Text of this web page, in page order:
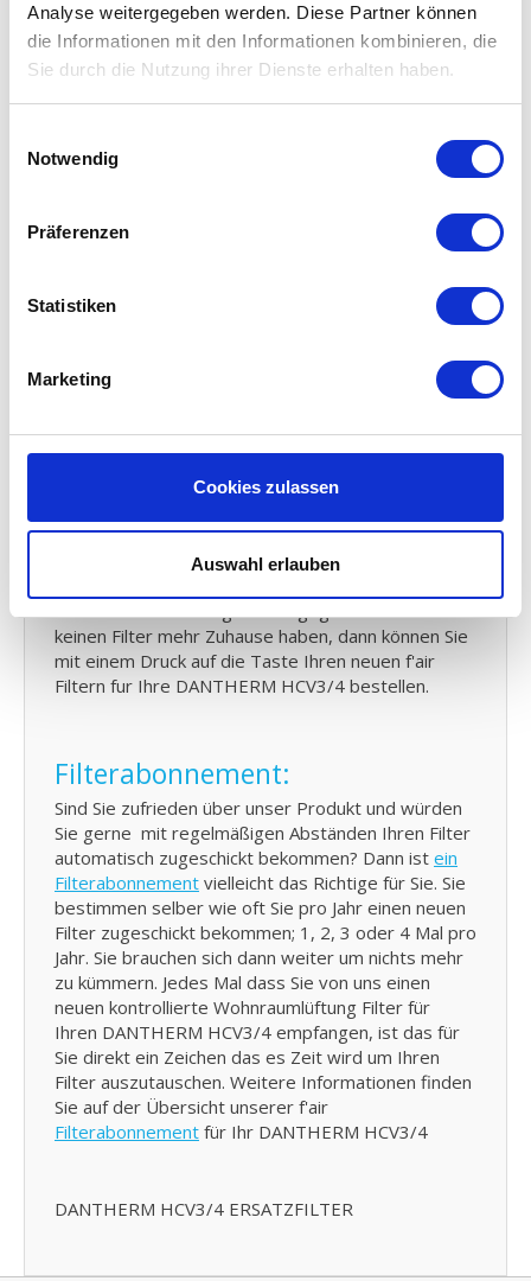
Analyse weitergegeben werden. Diese Partner können
die Informationen mit den Informationen kombinieren, die
Sie durch die Nutzung ihrer Dienste erhalten haben.
Notwendig
Präferenzen
Statistiken
Marketing
Cookies zulassen
Auswahl erlauben
System zwischendurch mit Probiotika reinigen.
Filterklassen und
Lesen Sie hier alles über
Gebrauchsanleitung DANTHERM
HCV3/4
des DANTHERM
Gebrauchsanleitung Ihres DANTHERM HCV3/4
Errinerungsservice:
Email von uns, für jeden Moment an dem Sie Ihren
DANTHERM HCV3/4 KWL Filter kontrollieren und
Ihre letzte Bestellung auch angegeben. Falls Sie
keinen Filter mehr Zuhause haben, dann können Sie
mit einem Druck auf die Taste Ihren neuen f'air
Filtern fur Ihre DANTHERM HCV3/4 bestellen.
Filterabonnement:
Sind Sie zufrieden über unser Produkt und würden
Sie gerne mit regelmäßigen Abständen Ihren Filter
automatisch zugeschickt bekommen? Dann ist ein
Filterabonnement vielleicht das Richtige für Sie. Sie
bestimmen selber wie oft Sie pro Jahr einen neuen
Filter zugeschickt bekommen; 1, 2, 3 oder 4 Mal pro
Jahr. Sie brauchen sich dann weiter um nichts mehr
zu kümmern. Jedes Mal dass Sie von uns einen
neuen kontrollierte Wohnraumlüftung Filter für
Ihren DANTHERM HCV3/4 empfangen, ist das für
Sie direkt ein Zeichen das es Zeit wird um Ihren
Filter auszutauschen. Weitere Informationen finden
Sie auf der Übersicht unserer f'air
Filterabonnement für Ihr DANTHERM HCV3/4
DANTHERM HCV3/4 ERSATZFILTER